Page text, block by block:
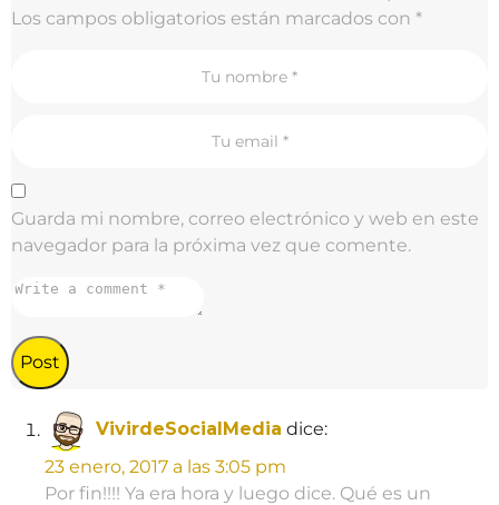
i
n
Los campos obligatorios están marcados con *
Guarda mi nombre, correo electrónico y web en este
navegador para la próxima vez que comente.
VivirdeSocialMedia dice:
23 enero, 2017 a las 3:05 pm
Por fin!!!! Ya era hora y luego dice. Qué es un